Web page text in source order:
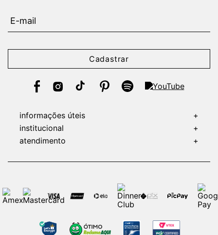
Cadastrar
informações úteis
+
institucional
+
atendimento
+